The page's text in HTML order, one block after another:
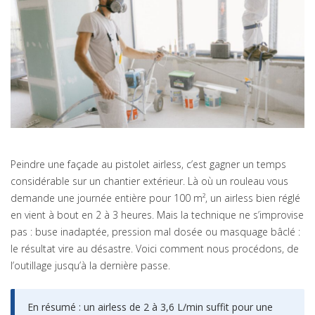
Peindre une façade au pistolet airless, c’est gagner un temps
considérable sur un chantier extérieur. Là où un rouleau vous
demande une journée entière pour 100 m², un airless bien réglé
en vient à bout en 2 à 3 heures. Mais la technique ne s’improvise
pas : buse inadaptée, pression mal dosée ou masquage bâclé :
le résultat vire au désastre. Voici comment nous procédons, de
l’outillage jusqu’à la dernière passe.
En résumé : un airless de 2 à 3,6 L/min suffit pour une